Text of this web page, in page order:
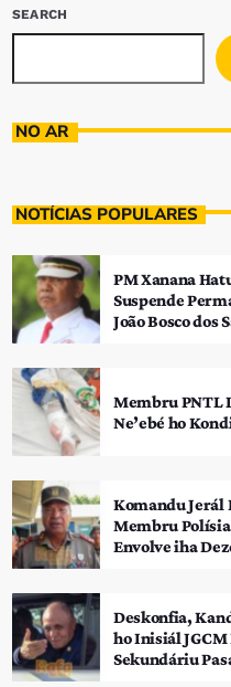
SEARCH
NO AR
NOTÍCIAS POPULARES
PM Xanana
Suspende
João Bosco dos
Membru PNTL
Ne’ebé ho
Komandu Jerál
Membru
Envolve iha
Deskonfia,
ho Inisiál
Sekundáriu